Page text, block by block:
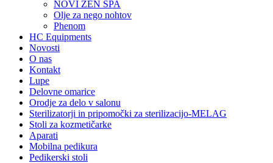
NOVI ZEN SPA
Olje za nego nohtov
Phenom
HC Equipments
Novosti
O nas
Kontakt
Lupe
Delovne omarice
Orodje za delo v salonu
Sterilizatorji in pripomočki za sterilizacijo-MELAG
Stoli za kozmetičarke
Aparati
Mobilna pedikura
Pedikerski stoli